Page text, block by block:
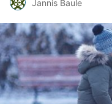
Jannis Baule